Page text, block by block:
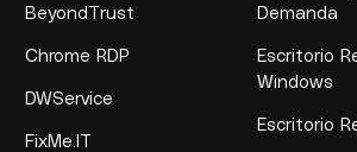
BeyondTrust
Chrome RDP
DWService
FixMe.IT
Demanda
Escritorio
Windows
Escritorio